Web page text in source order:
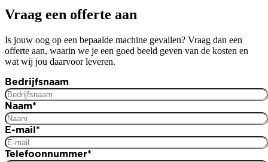
Vraag een offerte aan
Is jouw oog op een bepaalde machine gevallen? Vraag dan een
offerte aan, waarin we je een goed beeld geven van de kosten en
wat wij jou daarvoor leveren.
Bedrijfsnaam
Naam*
E-mail*
Telefoonnummer*